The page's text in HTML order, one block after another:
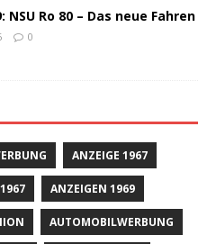
NSU Ro 80 – Das neue Fahren
0
ANZEIGE 1967
ANZEIGEN 1969
AUTOMOBILWERBUNG